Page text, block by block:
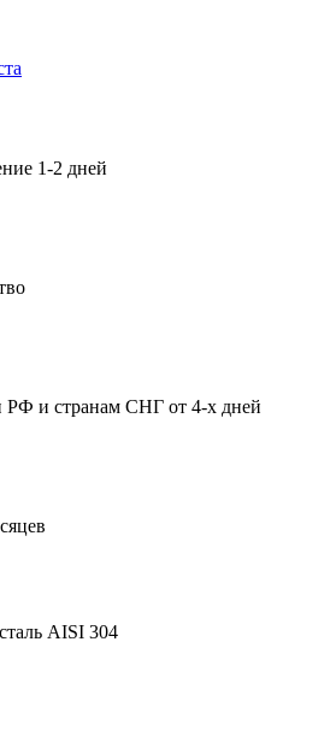
1-2 дней
РФ и странам СНГ от 4-х дней
AISI 304